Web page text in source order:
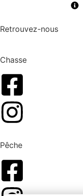
Retrouvez-nous
Chasse
Pêche